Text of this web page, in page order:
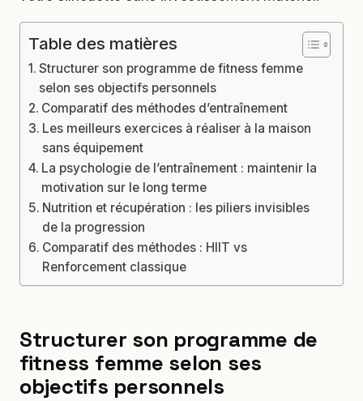
Table des matières
Structurer son programme de fitness femme
selon ses objectifs personnels
Comparatif des méthodes d’entraînement
Les meilleurs exercices à réaliser à la maison
sans équipement
La psychologie de l’entraînement : maintenir la
motivation sur le long terme
Nutrition et récupération : les piliers invisibles
de la progression
Comparatif des méthodes : HIIT vs
Renforcement classique
Structurer son programme de
fitness femme selon ses
objectifs personnels